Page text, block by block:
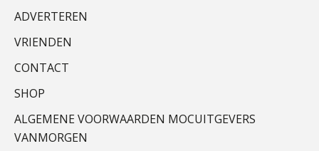
ADVERTEREN
VRIENDEN
CONTACT
SHOP
ALGEMENE VOORWAARDEN MOCUITGEVERS
VANMORGEN